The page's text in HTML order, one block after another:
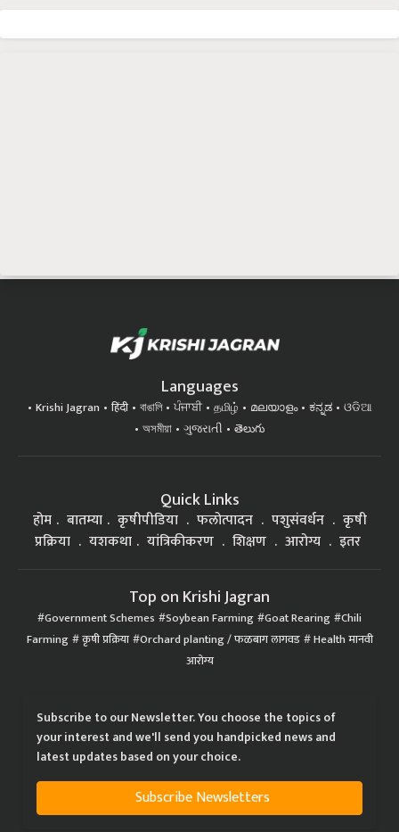
Languages
Krishi Jagran हिंदी বাঙালি ਪੰਜਾਬੀ தமிழ் മലയാളം ಕನ್ನಡ
ଓଡିଆ
অসমীয়া
ગુજરાતી తెలుగు
Quick Links
होम बातम्या कृषीपीडिया फलोत्पादन पशुसंवर्धन
कृषी
प्रक्रिया
यशकथा यांत्रिकीकरण शिक्षण आरोग्य इतर
Top on Krishi Jagran
Government Schemes Soybean Farming Goat Rearing Chili
Farming कृषी प्रक्रिया Orchard planting / फळबाग लागवड Health मानवी
आरोग्य
Subscribe to our Newsletter. You choose the topics of
your interest and we'll send you handpicked news and
latest updates based on your choice.
Subscribe Newsletters